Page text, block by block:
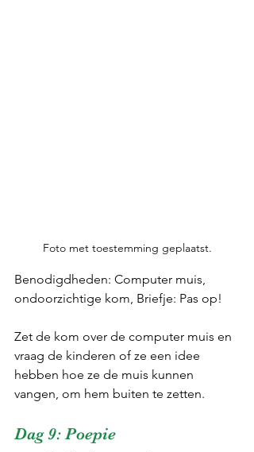
Foto met toestemming geplaatst.
Benodigdheden: Computer muis,
ondoorzichtige kom, Briefje: Pas op!
Zet de kom over de computer muis en
vraag de kinderen of ze een idee
hebben hoe ze de muis kunnen
vangen, om hem buiten te zetten.
Dag 9: Poepie